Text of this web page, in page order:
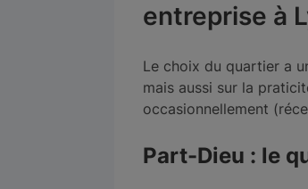
entreprise à
Le choix du quartier a
mais aussi sur la
occasionnellement
Part-Dieu : le